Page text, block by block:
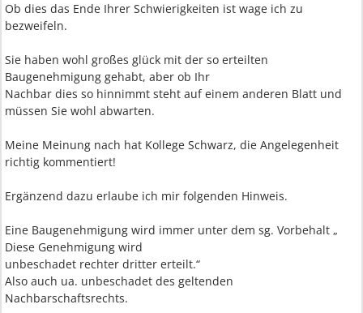
Ob dies das Ende Ihrer Schwierigkeiten ist wage ich zu
bezweifeln.
Sie haben wohl großes glück mit der so erteilten
Baugenehmigung gehabt, aber ob Ihr
Nachbar dies so hinnimmt steht auf einem anderen Blatt und
müssen Sie wohl abwarten.
Meine Meinung nach hat Kollege Schwarz, die Angelegenheit
richtig kommentiert!
Ergänzend dazu erlaube ich mir folgenden Hinweis.
Eine Baugenehmigung wird immer unter dem sg. Vorbehalt „
Diese Genehmigung wird
unbeschadet rechter dritter erteilt.“
Also auch ua. unbeschadet des geltenden
Nachbarschaftsrechts.